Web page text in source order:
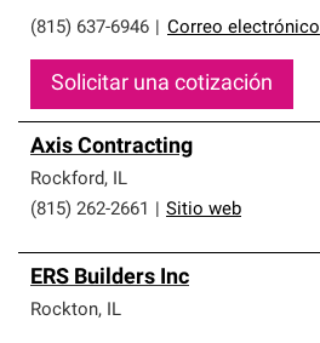
(815) 637-6946 Correo electrónico
Solicitar una cotización
Axis Contracting
Rockford, IL
(815) 262-2661
Sitio web
ERS Builders Inc
Rockton, IL